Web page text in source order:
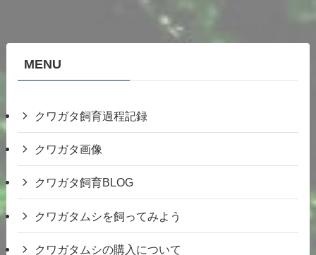
MENU
クワガタ飼育過程記録
クワガタ画像
クワガタ飼育BLOG
クワガタムシを飼ってみよう
クワガタムシの購入について